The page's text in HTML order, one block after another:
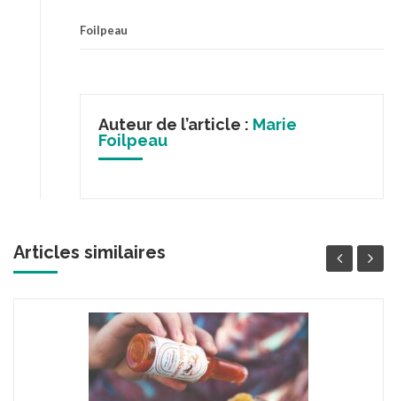
Foilpeau
Auteur de l’article : Marie
Foilpeau
Articles similaires